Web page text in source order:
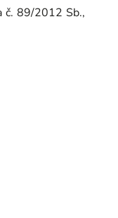
č. 89/2012 Sb.,